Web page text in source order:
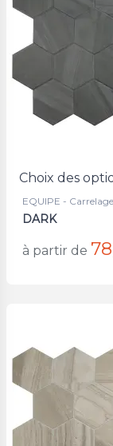
Choix des
EQUIPE - Carrelage
DARK
à partir de